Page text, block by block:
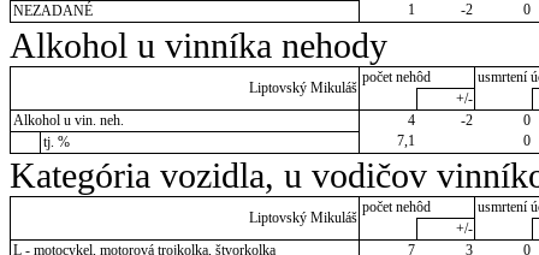
NEZADANÉ
1 -2 0
Alkohol u vinníka nehody
Liptovský Mikuláš
počet nehôd
usmrtení
+/-
Alkohol u vin. neh.
4 -2
0
tj. %
7,1 0
Kategória vozidla, u vodičov
Liptovský Mikuláš
počet nehôd
usmrtení
+/-
L - motocykel, motorová trojkolka, štvorkolka
7 3
0